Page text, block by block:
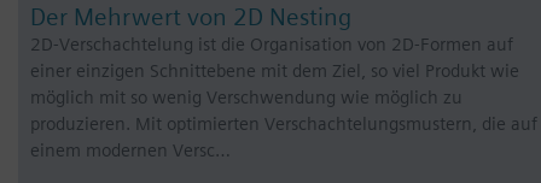
Der Mehrwert von 2D Nesting
2D-Verschachtelung ist die Organisation von 2D-Formen auf
einer einzigen Schnittebene mit dem Ziel, so viel Produkt wie
möglich mit so wenig Verschwendung wie möglich zu
produzieren. Mit optimierten Verschachtelungsmustern, die auf
einem modernen Versc…